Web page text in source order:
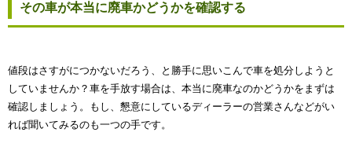
その車が本当に廃車かどうかを確認する
値段はさすがにつかないだろう、と勝手に思いこんで車を処分しようと
していませんか？車を手放す場合は、本当に廃車なのかどうかをまずは
確認しましょう。もし、懇意にしているディーラーの営業さんなどがい
れば聞いてみるのも一つの手です。